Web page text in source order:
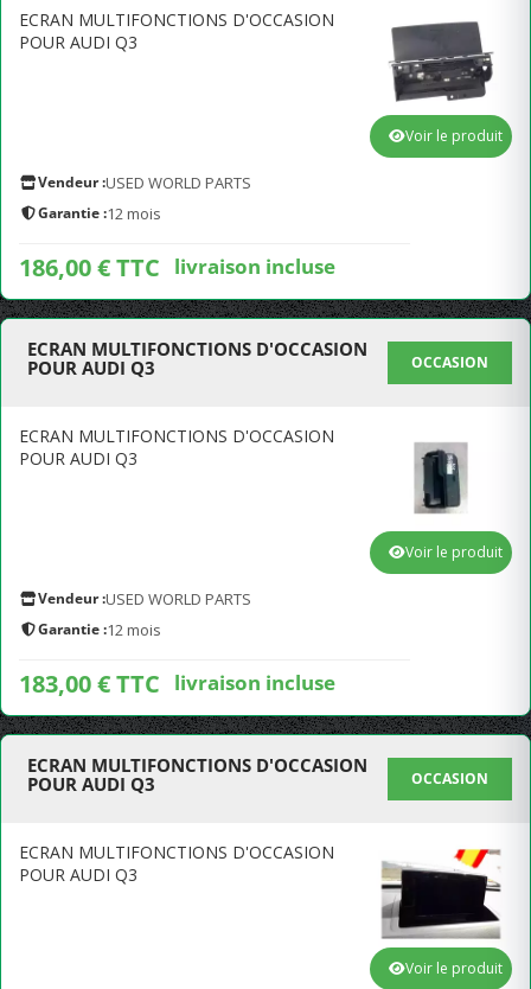
ECRAN MULTIFONCTIONS D'OCCASION
POUR AUDI Q3
Vendeur :USED WORLD PARTS
Garantie :12 mois
186,00 € TTC livraison incluse
Voir le produit
ECRAN MULTIFONCTIONS D'OCCASION
POUR AUDI Q3
OCCASION
ECRAN MULTIFONCTIONS D'OCCASION
POUR AUDI Q3
Vendeur :USED WORLD PARTS
Garantie :12 mois
183,00 € TTC livraison incluse
Voir le produit
ECRAN MULTIFONCTIONS D'OCCASION
POUR AUDI Q3
OCCASION
ECRAN MULTIFONCTIONS D'OCCASION
POUR AUDI Q3
Voir le produit